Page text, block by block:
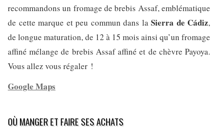
recommandons un fromage de brebis Assaf, emblématique
de cette marque et peu commun dans la Sierra de Cádiz,
de longue maturation, de 12 à 15 mois ainsi qu’un fromage
affiné mélange de brebis Assaf affiné et de chèvre Payoya.
Vous allez vous régaler !
Google Maps
OÙ MANGER ET FAIRE SES ACHATS